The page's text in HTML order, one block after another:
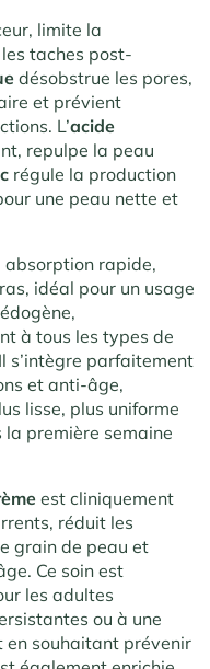
limite la
taches post-
désobstrue les pores,
et prévient
L’acide
repulpe la peau
régule la production
une peau nette et
absorption rapide,
idéal pour un usage
à tous les types de
s’intègre parfaitement
et anti-âge,
lisse, plus uniforme
première semaine
est cliniquement
réduit les
grain de peau et
Ce soin est
les adultes
ou à une
en souhaitant prévenir